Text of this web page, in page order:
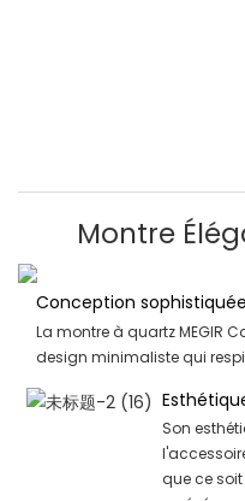
Montre
Conception sophistiquée
La montre à quartz MEGIR
design minimaliste qui
Son
que ce